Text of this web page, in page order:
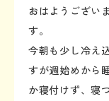
おはようござい
す。
今朝も少し冷え
すが週始めから
か寝付けず、寝